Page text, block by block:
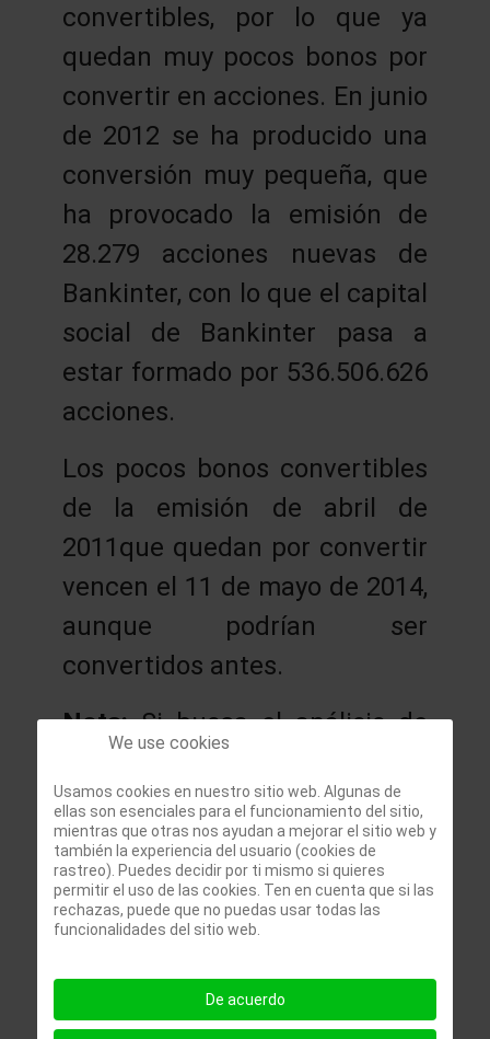
convertibles, por lo que ya
quedan muy pocos bonos por
convertir en acciones. En junio
de 2012 se ha producido una
conversión muy pequeña, que
ha provocado la emisión de
28.279 acciones nuevas de
Bankinter, con lo que el capital
social de Bankinter pasa a
estar formado por 536.506.626
acciones.
Los pocos bonos convertibles
de la emisión de abril de
2011que quedan por convertir
vencen el 11 de mayo de 2014,
aunque podrían ser
convertidos antes.
Nota:Si busca el análisis de
trimestre de esta misma
empresa, o de otras empresas,
lo puede encontrar en la
sección deanálisis de
We use cookies
Usamos cookies en nuestro sitio web. Algunas de
ellas son esenciales para el funcionamiento del sitio,
mientras que otras nos ayudan a mejorar el sitio web y
también la experiencia del usuario (cookies de
rastreo). Puedes decidir por ti mismo si quieres
permitir el uso de las cookies. Ten en cuenta que si las
rechazas, puede que no puedas usar todas las
funcionalidades del sitio web.
De acuerdo